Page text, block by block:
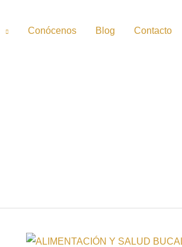
Conócenos Blog Contacto
ALIMENTACIÓN